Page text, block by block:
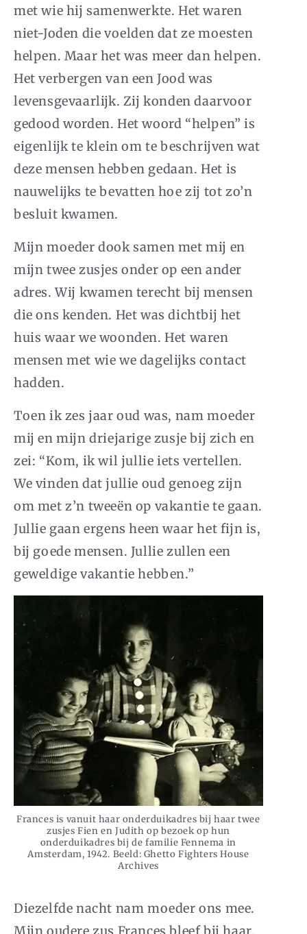
met wie hij samenwerkte. Het waren
niet-Joden die voelden dat ze moesten
helpen. Maar het was meer dan helpen.
Het verbergen van een Jood was
levensgevaarlijk. Zij konden daarvoor
gedood worden. Het woord “helpen” is
eigenlijk te klein om te beschrijven wat
deze mensen hebben gedaan. Het is
nauwelijks te bevatten hoe zij tot zo’n
besluit kwamen.
Mijn moeder dook samen met mij en
mijn twee zusjes onder op een ander
adres. Wij kwamen terecht bij mensen
die ons kenden. Het was dichtbij het
huis waar we woonden. Het waren
mensen met wie we dagelijks contact
hadden.
Toen ik zes jaar oud was, nam moeder
mij en mijn driejarige zusje bij zich en
zei: “Kom, ik wil jullie iets vertellen.
We vinden dat jullie oud genoeg zijn
om met z’n tweeën op vakantie te gaan.
Jullie gaan ergens heen waar het fijn is,
bij goede mensen. Jullie zullen een
geweldige vakantie hebben.”
Frances is vanuit haar onderduikadres bij haar twee
zusjes Fien en Judith op bezoek op hun
onderduikadres bij de familie Fennema in
Amsterdam, 1942. Beeld: Ghetto Fighters House
Archives
Diezelfde nacht nam moeder ons mee.